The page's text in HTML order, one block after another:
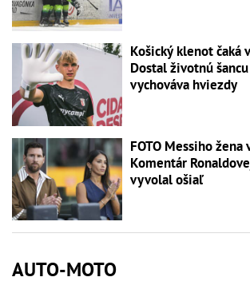
Košický klenot čaká
Dostal životnú
vychováva hviezdy
FOTO Messiho žena
Komentár
vyvolal ošiaľ
AUTO-MOTO